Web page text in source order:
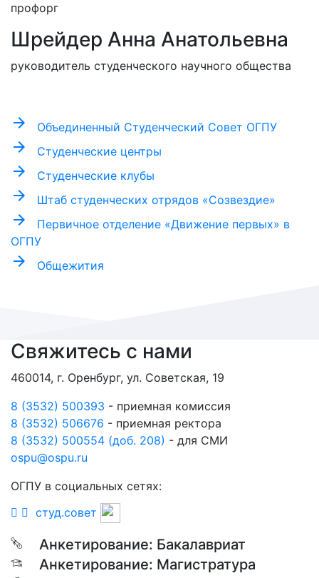
профорг
Шрейдер Анна Анатольевна
руководитель студенческого научного общества
arrow_forward Объединенный Студенческий Совет ОГПУ
arrow_forward Студенческие центры
arrow_forward Студенческие клубы
arrow_forward Штаб студенческих отрядов «Созвездие»
arrow_forward
Первичное отделение «Движение первых» в
ОГПУ
arrow_forward Общежития
Свяжитесь с нами
460014, г. Оренбург, ул. Советская, 19
8 (3532) 500393 - приемная комиссия
8 (3532) 506676 - приемная ректора
8 (3532) 500554 (доб. 208) - для СМИ
ospu@ospu.ru
ОГПУ в социальных сетях:
студ.совет
Анкетирование: Бакалавриат
Анкетирование: Магистратура